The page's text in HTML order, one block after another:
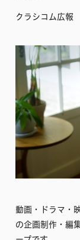
クラシコム広報
動画・ドラマ・
の企画制作・編